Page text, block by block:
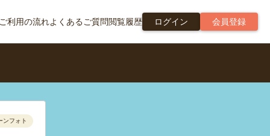
ご利用の流れよくあるご質問閲覧履歴 ログイン 会員登録
ンフォト